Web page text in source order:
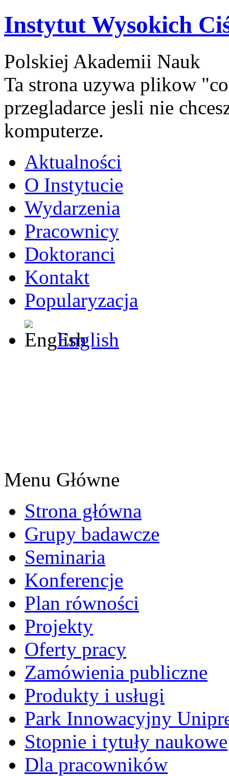
Instytut Wysokich
Polskiej Akademii Nauk
Ta strona uzywa plikow
przegladarce jesli nie
komputerze.
Aktualności
O Instytucie
Wydarzenia
Pracownicy
Doktoranci
Kontakt
Popularyzacja
English
Menu Główne
Strona główna
Grupy badawcze
Seminaria
Konferencje
Plan równości
Projekty
Oferty pracy
Zamówienia publiczne
Produkty i usługi
Park Innowacyjny
Stopnie i tytuły naukowe
Dla pracowników